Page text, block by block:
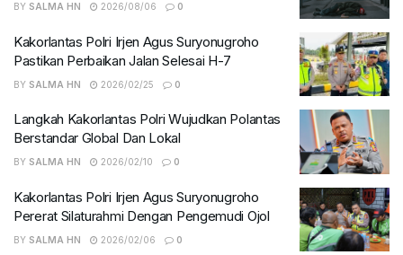
BY SALMA HN 2026/08/06 0
Kakorlantas Polri Irjen Agus Suryonugroho
Pastikan Perbaikan Jalan Selesai H-7
BY SALMA HN 2026/02/25 0
Langkah Kakorlantas Polri Wujudkan Polantas
Berstandar Global Dan Lokal
BY SALMA HN 2026/02/10 0
Kakorlantas Polri Irjen Agus Suryonugroho
Pererat Silaturahmi Dengan Pengemudi Ojol
BY SALMA HN 2026/02/06 0